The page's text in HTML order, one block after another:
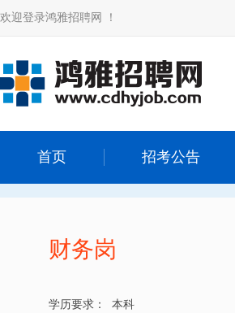
欢迎登录鸿雅招聘网 ！
首页 招考公告
财务岗
学历要求： 本科